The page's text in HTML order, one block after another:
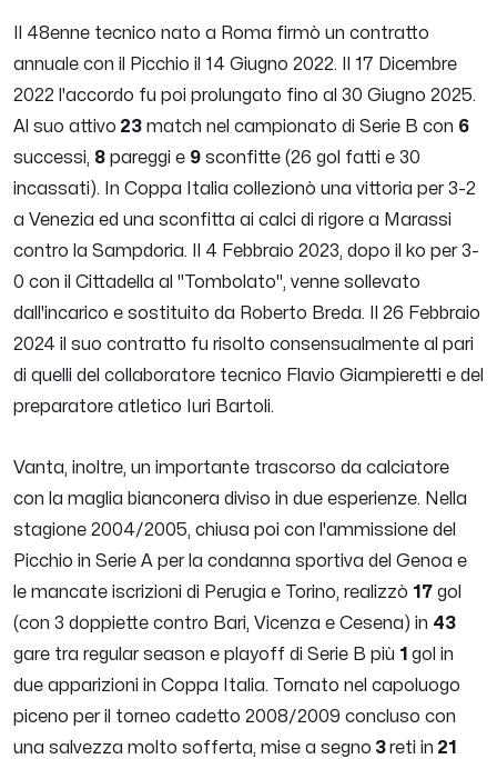
Il 48enne tecnico nato a Roma firmò un contratto
annuale con il Picchio il 14 Giugno 2022. Il 17 Dicembre
2022 l'accordo fu poi prolungato fino al 30 Giugno 2025.
Al suo attivo 23 match nel campionato di Serie B con 6
successi, 8 pareggi e 9 sconfitte (26 gol fatti e 30
incassati). In Coppa Italia collezionò una vittoria per 3-2
a Venezia ed una sconfitta ai calci di rigore a Marassi
contro la Sampdoria. Il 4 Febbraio 2023, dopo il ko per 3-
0 con il Cittadella al "Tombolato", venne sollevato
dall'incarico e sostituito da Roberto Breda. Il 26 Febbraio
2024 il suo contratto fu risolto consensualmente al pari
di quelli del collaboratore tecnico Flavio Giampieretti e del
preparatore atletico Iuri Bartoli.
Vanta, inoltre, un importante trascorso da calciatore
con la maglia bianconera diviso in due esperienze. Nella
stagione 2004/2005, chiusa poi con l'ammissione del
Picchio in Serie A per la condanna sportiva del Genoa e
le mancate iscrizioni di Perugia e Torino, realizzò 17 gol
(con 3 doppiette contro Bari, Vicenza e Cesena) in 43
gare tra regular season e playoff di Serie B più 1 gol in
due apparizioni in Coppa Italia. Tornato nel capoluogo
piceno per il torneo cadetto 2008/2009 concluso con
una salvezza molto sofferta, mise a segno 3reti in 21